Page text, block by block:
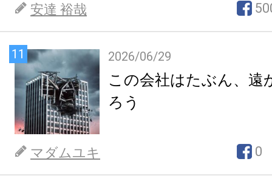
安達 裕哉
11 2026/06/29
この会社はたぶん、遠
ろう
マダムユキ 0